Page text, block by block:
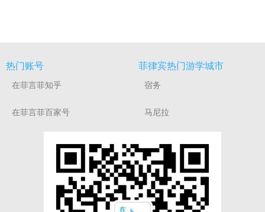
热门账号
在菲言菲知乎
在菲言菲百家号
菲律宾热门游学城市
宿务
马尼拉